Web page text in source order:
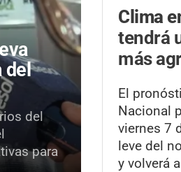
del
del
para
Clima
tendrá
más
El
Nacional
viernes 7
leve del
y volverá